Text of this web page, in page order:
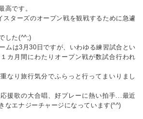
高です。
スターズのオープン戦を観戦するために急遽
した(^^;)
ムは3月30日ですが、いわゆる練習試合とい
カ月間にわたりオープン戦が数試合行われ
なり旅行気分でふらっと行ってまいりまし
援歌の大合唱、好プレーに熱い拍手...最近
なエナジーチャージになっています(^^)